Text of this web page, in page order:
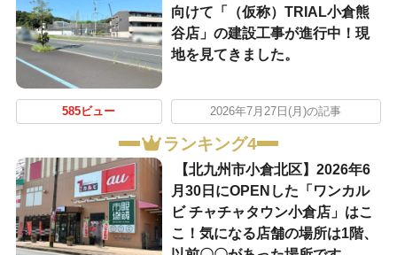
向けて「（仮称）TRIAL小倉熊
谷店」の建設工事が進行中！現
地を見てきました。
585ビュー 2026年7月27日(月)の記事
ランキング4
【北九州市小倉北区】2026年6
月30日にOPENした「ワンカル
ビ チャチャタウン小倉店」はこ
こ！気になる店舗の場所は1階、